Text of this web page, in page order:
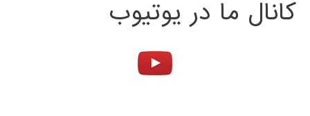
کانال ما در یوتیوب